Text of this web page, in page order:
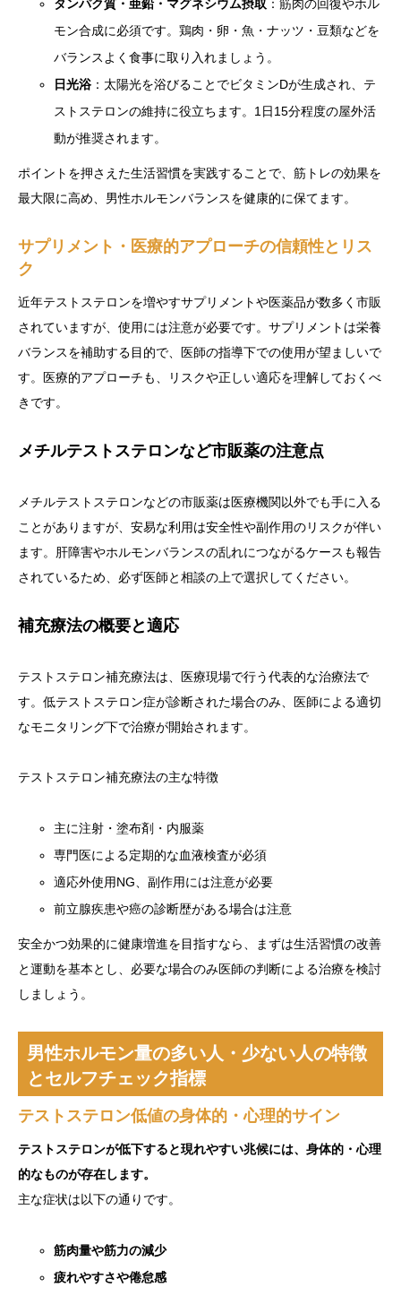
タンパク質・亜鉛・マグネシウム摂取 ：筋肉の回復やホル
モン合成に必須です。鶏肉・卵・魚・ナッツ・豆類などを
バランスよく食事に取り入れましょう。
日光浴 ：太陽光を浴びることでビタミンDが生成され、テ
ストステロンの維持に役立ちます。1日15分程度の屋外活
動が推奨されます。
ポイントを押さえた生活習慣を実践することで、筋トレの効果を
最大限に高め、男性ホルモンバランスを健康的に保てます。
サプリメント・医療的アプローチの信頼性とリス
ク
近年テストステロンを増やすサプリメントや医薬品が数多く市販
されていますが、使用には注意が必要です。サプリメントは栄養
バランスを補助する目的で、医師の指導下での使用が望ましいで
す。医療的アプローチも、リスクや正しい適応を理解しておくべ
きです。
メチルテストステロンなど市販薬の注意点
メチルテストステロンなどの市販薬は医療機関以外でも手に入る
ことがありますが、安易な利用は安全性や副作用のリスクが伴い
ます。肝障害やホルモンバランスの乱れにつながるケースも報告
されているため、必ず医師と相談の上で選択してください。
補充療法の概要と適応
テストステロン補充療法は、医療現場で行う代表的な治療法で
す。低テストステロン症が診断された場合のみ、医師による適切
なモニタリング下で治療が開始されます。
テストステロン補充療法の主な特徴
主に注射・塗布剤・内服薬
専門医による定期的な血液検査が必須
適応外使用NG、副作用には注意が必要
前立腺疾患や癌の診断歴がある場合は注意
安全かつ効果的に健康増進を目指すなら、まずは生活習慣の改善
と運動を基本とし、必要な場合のみ医師の判断による治療を検討
しましょう。
男性ホルモン量の多い人・少ない人の特徴
とセルフチェック指標
テストステロン低値の身体的・心理的サイン
テストステロンが低下すると現れやすい兆候には、身体的・心理
的なものが存在します。
主な症状は以下の通りです。
筋肉量や筋力の減少
疲れやすさや倦怠感